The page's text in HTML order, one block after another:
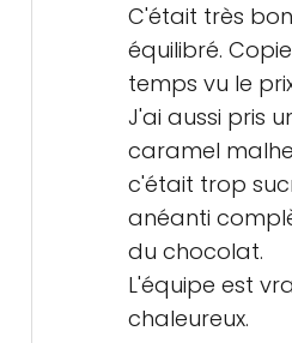
C'était très
équilibré.
temps vu le
J'ai aussi pris
caramel
c'était trop
anéanti
du chocolat.
L'équipe est
chaleureux.